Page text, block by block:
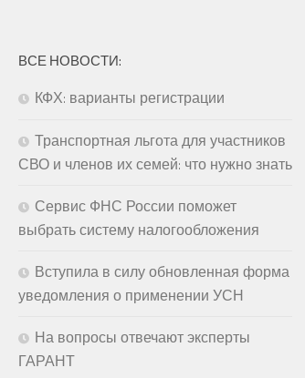
ВСЕ НОВОСТИ:
КФХ: варианты регистрации
Транспортная льгота для участников
СВО и членов их семей: что нужно знать
Сервис ФНС России поможет
выбрать систему налогообложения
Вступила в силу обновленная форма
уведомления о применении УСН
На вопросы отвечают эксперты
ГАРАНТ